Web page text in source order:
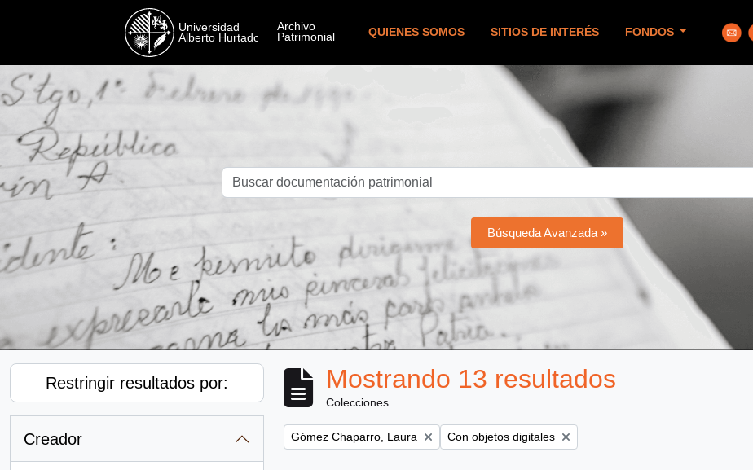
QUIENES SOMOS SITIOS DE INTERÉS FONDOS
Búsqueda Avanzada »
Restringir resultados por:
Creador
Mostrando 13 resultados
Colecciones
Remove filter:
Gómez Chaparro, Laura Remove filter:
Con objetos digitales